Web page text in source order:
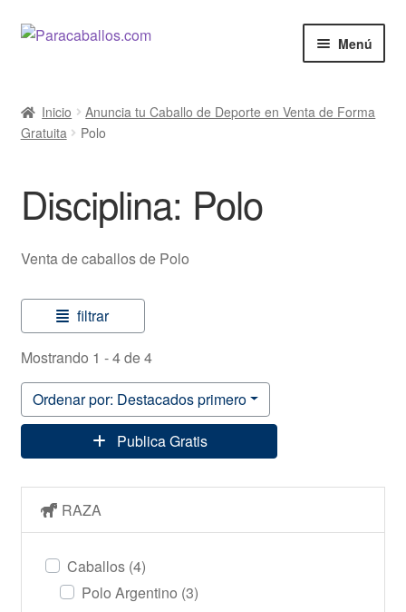
Ir
navegación
Ir
Menú
Curiosidades
Razas de Caballos
Anunciar
Inicio
Anuncia tu Caballo de Deporte en Venta de Forma
Gratuita
Polo
Disciplina: Polo
Venta de caballos de Polo
filtrar
Mostrando 1 - 4 de 4
Ordenar por: Destacados primero
Publica Gratis
RAZA
Caballos (4)
Polo Argentino (3)